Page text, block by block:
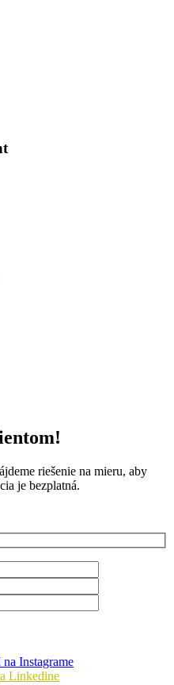
riešenie na mieru, aby
je bezplatná.